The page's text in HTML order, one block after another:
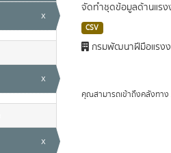
x
x
x
จัดทำชุดข้อมูลด้านแรง
CSV
กรมพัฒนาฝีมือแรง
คุณสามารถเข้าถึงคลังทาง